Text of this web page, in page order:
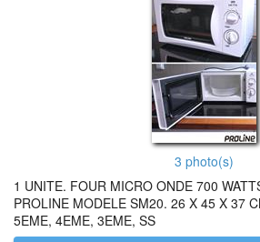
3 photo(s)
1 UNITE. FOUR MICRO ONDE 700
PROLINE MODELE SM20. 26 X 45 X 37
5EME, 4EME, 3EME, SS